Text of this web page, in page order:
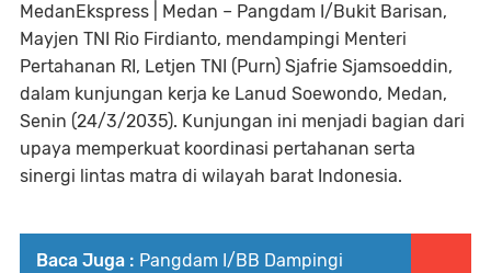
MedanEkspress | Medan – Pangdam I/Bukit Barisan,
Mayjen TNI Rio Firdianto, mendampingi Menteri
Pertahanan RI, Letjen TNI (Purn) Sjafrie Sjamsoeddin,
dalam kunjungan kerja ke Lanud Soewondo, Medan,
Senin (24/3/2035). Kunjungan ini menjadi bagian dari
upaya memperkuat koordinasi pertahanan serta
sinergi lintas matra di wilayah barat Indonesia.
Baca Juga : Pangdam I/BB Dampingi